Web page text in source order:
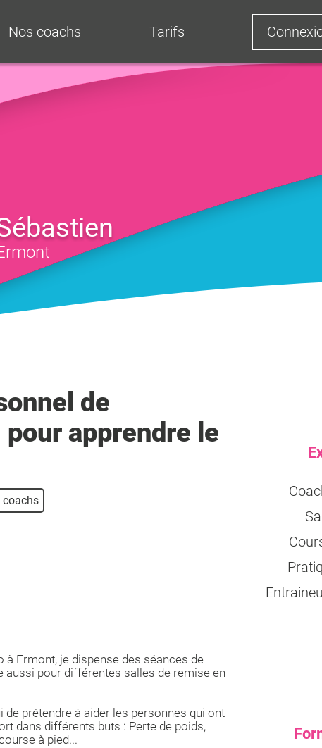
Nos coachs Tarifs
de
apprendre le
coachs
Ermont, je dispense des séances de
pour différentes salles de remise en
prétendre à aider les personnes qui ont
dans différents buts : Perte de poids,
à pied...